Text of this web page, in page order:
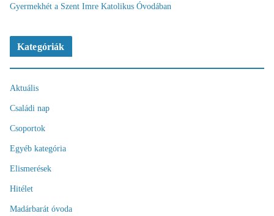
Gyermekhét a Szent Imre Katolikus Óvodában
Kategóriák
Aktuális
Családi nap
Csoportok
Egyéb kategória
Elismerések
Hitélet
Madárbarát óvoda